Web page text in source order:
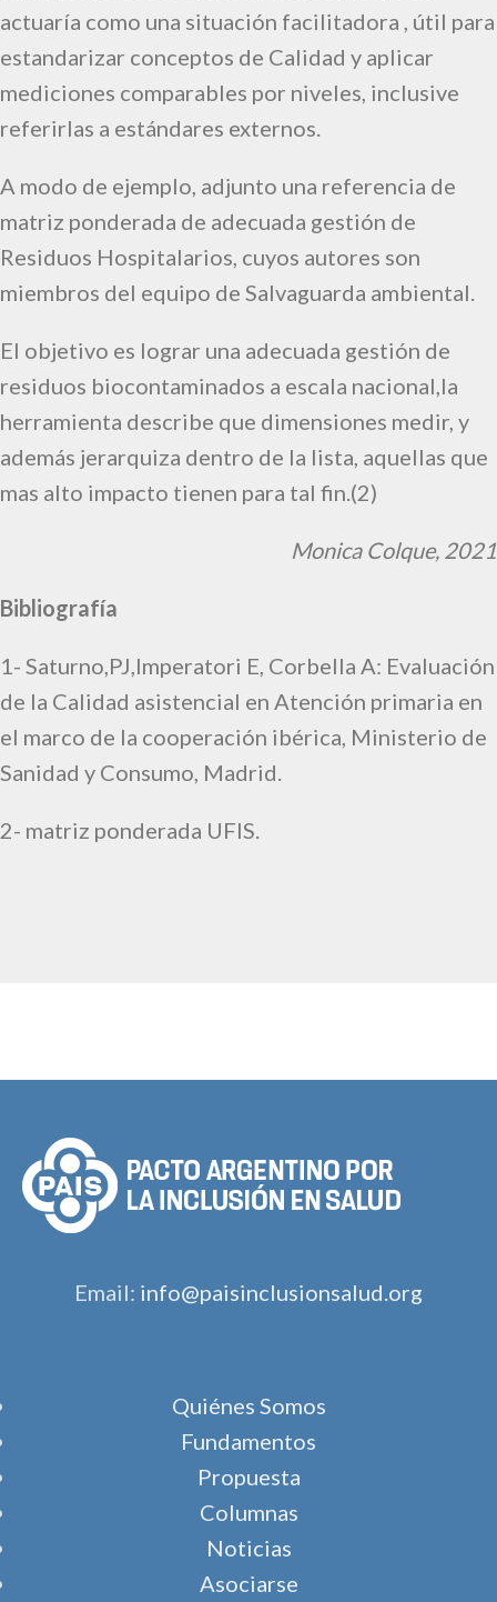
actuaría como una situación facilitadora , útil para
estandarizar conceptos de Calidad y aplicar
mediciones comparables por niveles, inclusive
referirlas a estándares externos.
A modo de ejemplo, adjunto una referencia de
matriz ponderada de adecuada gestión de
Residuos Hospitalarios, cuyos autores son
miembros del equipo de Salvaguarda ambiental.
El objetivo es lograr una adecuada gestión de
residuos biocontaminados a escala nacional,la
herramienta describe que dimensiones medir, y
además jerarquiza dentro de la lista, aquellas que
mas alto impacto tienen para tal fin.(2)
Monica Colque, 2021
Bibliografía
1- Saturno,PJ,Imperatori E, Corbella A: Evaluación
de la Calidad asistencial en Atención primaria en
el marco de la cooperación ibérica, Ministerio de
Sanidad y Consumo, Madrid.
2- matriz ponderada UFIS.
Email: info@paisinclusionsalud.org
Quiénes Somos
Fundamentos
Propuesta
Columnas
Noticias
Asociarse